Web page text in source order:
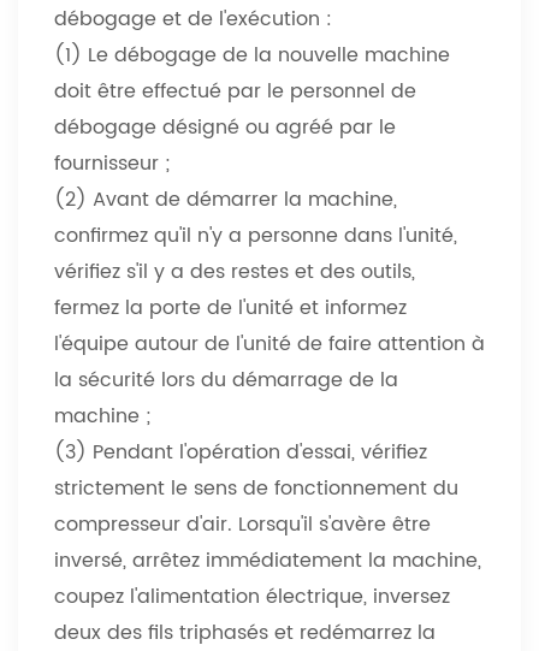
débogage et de l'exécution :
(1) Le débogage de la nouvelle machine
doit être effectué par le personnel de
débogage désigné ou agréé par le
fournisseur ;
(2) Avant de démarrer la machine,
confirmez qu'il n'y a personne dans l'unité,
vérifiez s'il y a des restes et des outils,
fermez la porte de l'unité et informez
l'équipe autour de l'unité de faire attention à
la sécurité lors du démarrage de la
machine ;
(3) Pendant l'opération d'essai, vérifiez
strictement le sens de fonctionnement du
compresseur d'air. Lorsqu'il s'avère être
inversé, arrêtez immédiatement la machine,
coupez l'alimentation électrique, inversez
deux des fils triphasés et redémarrez la